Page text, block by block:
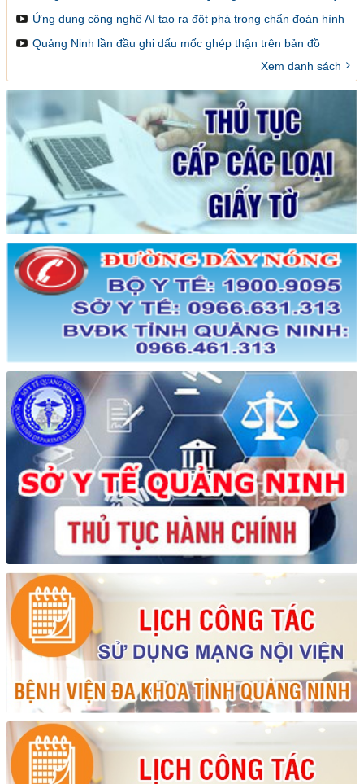
đổi mới, sáng tạo và đột phá
Ứng dụng công nghệ AI tạo ra đột phá trong chẩn đoán hình
ảnh y khoa
Quảng Ninh lần đầu ghi dấu mốc ghép thận trên bản đồ
Xem danh sách